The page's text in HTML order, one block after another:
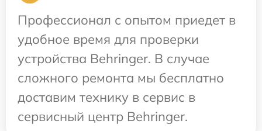
Профессионал с опытом приедет в
удобное время для проверки
устройства Behringer. В случае
сложного ремонта мы бесплатно
доставим технику в сервис в
сервисный центр Behringer.